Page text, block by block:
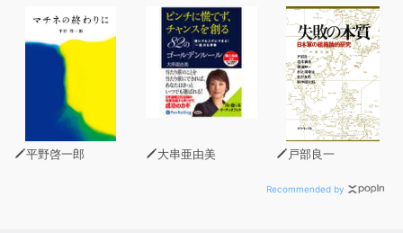
育んでください。
平野啓一郎 大串亜由美 戸部良一
Recommended by